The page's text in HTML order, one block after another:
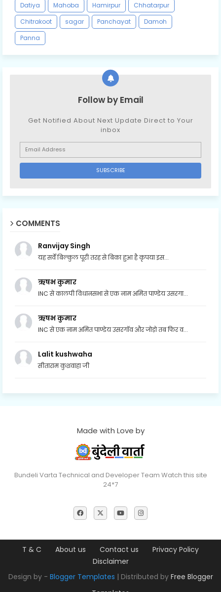
Datiya
Mahoba Hamirpur
Chhatarpur
Chitrakoot
sagar Panchayat
Damoh
Panna
Follow by Email
Get Notified About Next Update Direct to Your
inbox
COMMENTS
Ranvijay Singh
यह सर्वे बिल्कुल पूरी तरह से बिका हुआ है कृपया इस...
ऋषभ कुमार
INC से कालपी विधानसभा से एक नाम अमित पाण्डेय उसरगा...
ऋषभ कुमार
INC से एक नाम अमित पाण्डेय उसरगॉव और जोड़ो तब फिर व...
Lalit kushwaha
सीताराम कुशवाहा जी
Made with Love by
Bundeli Varta Technical and Developer Team Watch this site
24*7
T & C About us Contact us
Privacy Policy
Disclaimer
Design by - Blogger Templates | Distributed by Free Blogger